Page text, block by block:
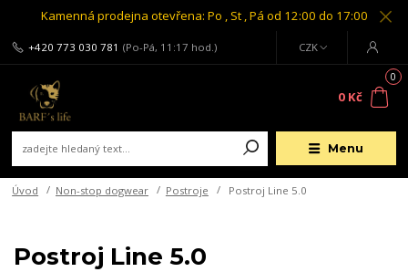
Kamenná prodejna otevřena: Po , St , Pá od 12:00 do 17:00
Menu
CZK
+420 773 030 781 (Po-Pá, 11:17 hod.)
0
0 Kč
Úvod Non-stop dogwear Postroje Postroj Line 5.0
Postroj Line 5.0